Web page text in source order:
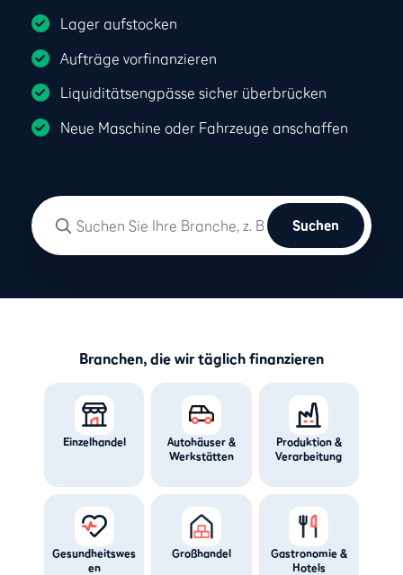
Lager aufstocken
Aufträge vorfinanzieren
Liquiditätsengpässe sicher überbrücken
Neue Maschine oder Fahrzeuge anschaffen
Suchen
Branchen, die wir täglich finanzieren
Einzelhandel
Autohäuser &
Werkstätten
Produktion &
Verarbeitung
Gesundheitswes
en
Großhandel
Gastronomie &
Hotels